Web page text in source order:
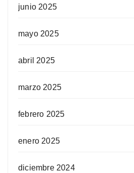
junio 2025
mayo 2025
abril 2025
marzo 2025
febrero 2025
enero 2025
diciembre 2024